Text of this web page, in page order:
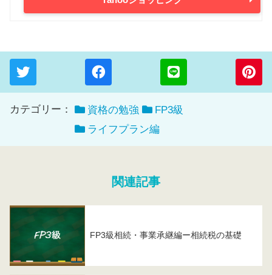
カテゴリー： 資格の勉強
FP3級
ライフプラン編
関連記事
FP3級相続・事業承継編ー相続税の基礎